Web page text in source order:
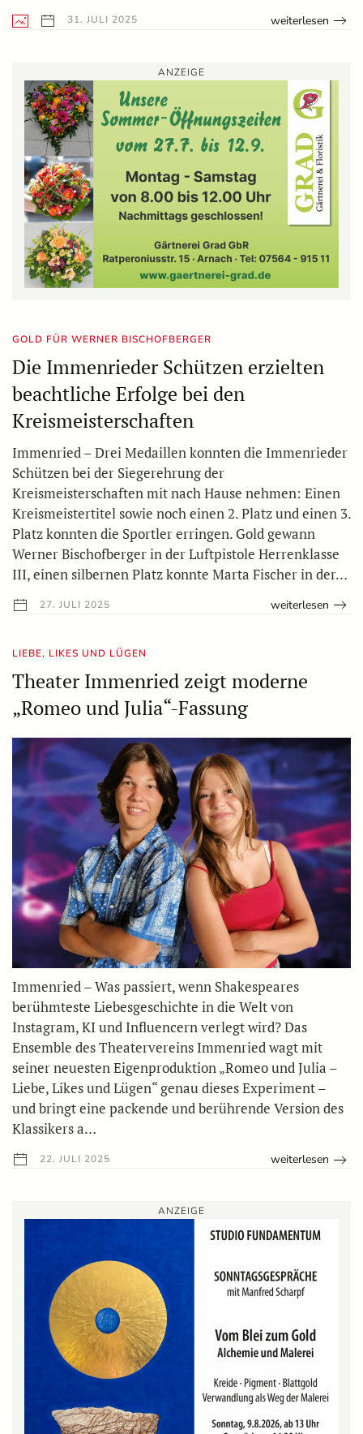
31. JULI 2025 weiterlesen
ANZEIGE
GOLD FÜR WERNER BISCHOFBERGER
Die Immenrieder Schützen erzielten
beachtliche Erfolge bei den
Kreismeisterschaften
Immenried – Drei Medaillen konnten die Immenrieder
Schützen bei der Siegerehrung der
Kreismeisterschaften mit nach Hause nehmen: Einen
Kreismeistertitel sowie noch einen 2. Platz und einen 3.
Platz konnten die Sportler erringen. Gold gewann
Werner Bischofberger in der Luftpistole Herrenklasse
III, einen silbernen Platz konnte Marta Fischer in der…
27. JULI 2025 weiterlesen
LIEBE, LIKES UND LÜGEN
Theater Immenried zeigt moderne
„Romeo und Julia“-Fassung
Immenried – Was passiert, wenn Shakespeares
berühmteste Liebesgeschichte in die Welt von
Instagram, KI und Influencern verlegt wird? Das
Ensemble des Theatervereins Immenried wagt mit
seiner neuesten Eigenproduktion „Romeo und Julia –
Liebe, Likes und Lügen“ genau dieses Experiment –
und bringt eine packende und berührende Version des
Klassikers a…
22. JULI 2025 weiterlesen
ANZEIGE